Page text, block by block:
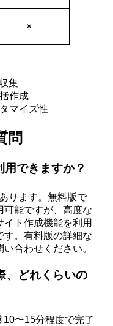
×
集
作成
マイズ性
問
できますか？
ります。無料版で
可能ですが、高度な
ト作成機能を利用
す。有料版の詳細な
合わせください。
、どれくらいの
〜15分程度で完了